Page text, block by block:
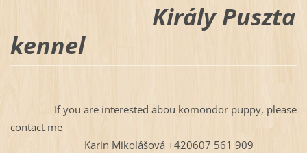
Király Puszta
kennel
If you are interested abou komondor puppy, please
contact me
Karin Mikolášová +420607 561 909